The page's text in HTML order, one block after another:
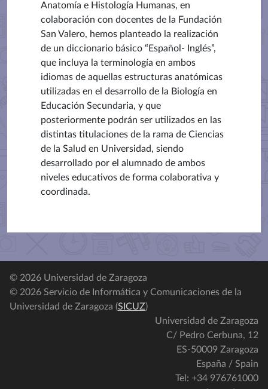
Anatomía e Histología Humanas, en
colaboración con docentes de la Fundación
San Valero, hemos planteado la realización
de un diccionario básico “Español- Inglés”,
que incluya la terminología en ambos
idiomas de aquellas estructuras anatómicas
utilizadas en el desarrollo de la Biología en
Educación Secundaria, y que
posteriormente podrán ser utilizados en las
distintas titulaciones de la rama de Ciencias
de la Salud en Universidad, siendo
desarrollado por el alumnado de ambos
niveles educativos de forma colaborativa y
coordinada.
© 2026 Universidad de Zaragoza
© 2026 Servicio de Informática y Comunicaciones de la
Universidad de Zaragoza (SICUZ)
Universidad de Zaragoza
C/ Pedro Cerbuna, 12
ES-50009 Zaragoza
España / Spain
Tel: +34 976761000